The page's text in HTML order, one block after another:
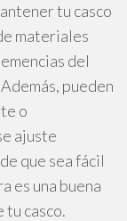
tu casco
materiales
del
pueden
o
ajuste
que sea fácil
es una buena
casco.